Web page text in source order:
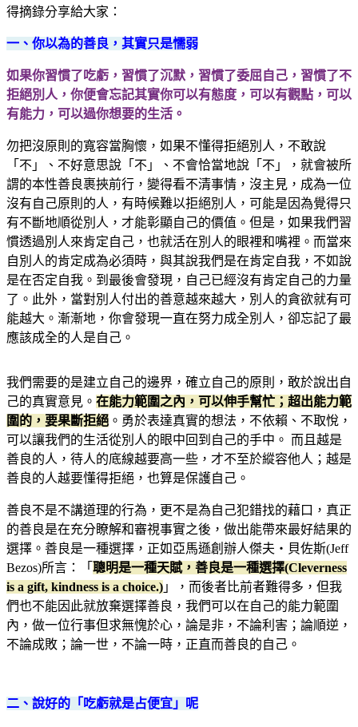
得摘錄分享給大家：
一、你以為的善良，其實只是懦弱
如果你習慣了吃虧，習慣了沉默，習慣了委屈自己，習慣了不
拒絕別人，你便會忘記其實你可以有態度，可以有觀點，可以
有能力，可以過你想要的生活。
勿把沒原則的寬容當胸懷，如果不懂得拒絕別人，不敢說
「不」、不好意思說「不」、不會恰當地說「不」，就會被所
謂的本性善良裹挾前行，變得看不清事情，沒主見，成為一位
沒有自己原則的人，有時候難以拒絕別人，可能是因為覺得只
有不斷地順從別人，才能彰顯自己的價值。但是，如果我們習
慣透過別人來肯定自己，也就活在別人的眼裡和嘴裡。而當來
自別人的肯定成為必須時，與其說我們是在肯定自我，不如說
是在否定自我。到最後會發現，自己已經沒有肯定自己的力量
了。此外，當對別人付出的善意越來越大，別人的貪欲就有可
能越大。漸漸地，你會發現一直在努力成全別人，卻忘記了最
應該成全的人是自己。
我們需要的是建立自己的邊界，確立自己的原則，敢於說出自
己的真實意見。 在能力範圍之內，可以伸手幫忙；超出能力範
圍的，要果斷拒絕 。勇於表達真實的想法，不依賴、不取悅，
可以讓我們的生活從別人的眼中回到自己的手中。 而且越是
善良的人，待人的底線越要高一些，才不至於縱容他人；越是
善良的人越要懂得拒絕，也算是保護自己。
善良不是不講道理的行為，更不是為自己犯錯找的藉口，真正
的善良是在充分瞭解和審視事實之後，做出能帶來最好結果的
選擇。善良是一種選擇，正如亞馬遜創辦人傑夫‧貝佐斯(Jeff
Bezos)所言：「 聰明是一種天賦，善良是一種選擇(Cleverness
is a gift, kindness is a choice.) 」，而後者比前者難得多，但我
們也不能因此就放棄選擇善良，我們可以在自己的能力範圍
內，做一位行事但求無愧於心，論是非，不論利害；論順逆，
不論成敗；論一世，不論一時，正直而善良的自己。
二、說好的「吃虧就是占便宜」呢